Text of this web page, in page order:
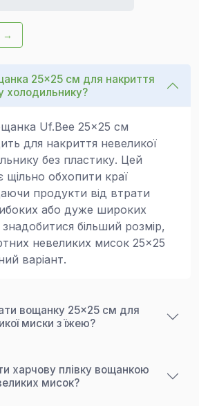
→
25×25 см для накриття
холодильнику?
Uf.Bee 25×25 см
для накриття невеликої
без пластику. Цей
щільно обхопити краї
продукти від втрати
або дуже широких
більший розмір,
невеликих мисок 25×25
варіант.
вощанку 25×25 см для
миски з їжею?
харчову плівку вощанкою
мисок?